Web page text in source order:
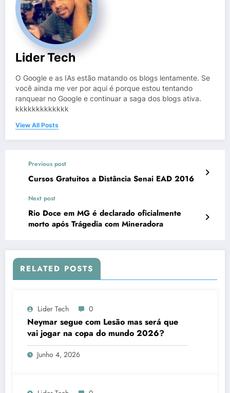
Lider Tech
O Google e as IAs estão matando os blogs lentamente. Se
você ainda me ver por aqui é porque estou tentando
ranquear no Google e continuar a saga dos blogs ativa.
kkkkkkkkkkkkk
View All Posts
Previous post
Cursos Gratuitos a Distância Senai EAD 2016
Next post
Rio Doce em MG é declarado oficialmente
morto após Trágedia com Mineradora
RELATED POSTS
Lider Tech 0
Neymar segue com Lesão mas será que
vai jogar na copa do mundo 2026?
Junho 4, 2026